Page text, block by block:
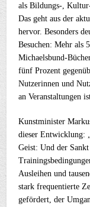
als Bildungs-,
Das geht aus der
hervor. Besonders
Besuchen: Mehr als
Michaelsbund-
fünf Prozent
Nutzerinnen und
an Veranstaltungen
Kunstminister
dieser Entwicklung:
Geist: Und der
Ausleihen und
stark frequentierte
gefördert, der